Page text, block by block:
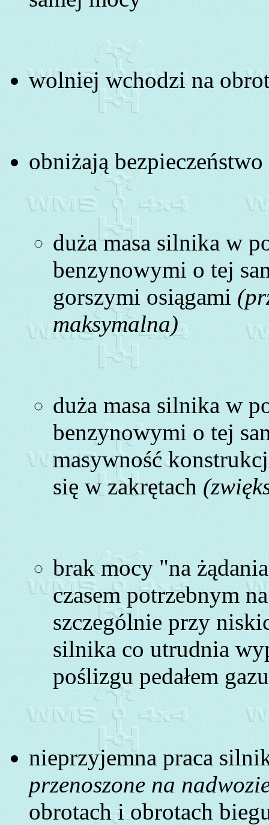
wolniej wchodzi na
obniżają
duża masa silnika w
benzynowymi o tej
gorszymi osiągami
maksymalna)
duża masa silnika w
benzynowymi o tej
masywność
się w zakrętach
brak mocy "na
czasem potrzebnym
szczególnie przy
silnika co utrudnia
poślizgu pedałem gazu
nieprzyjemna praca
przenoszone na
obrotach i obrotach